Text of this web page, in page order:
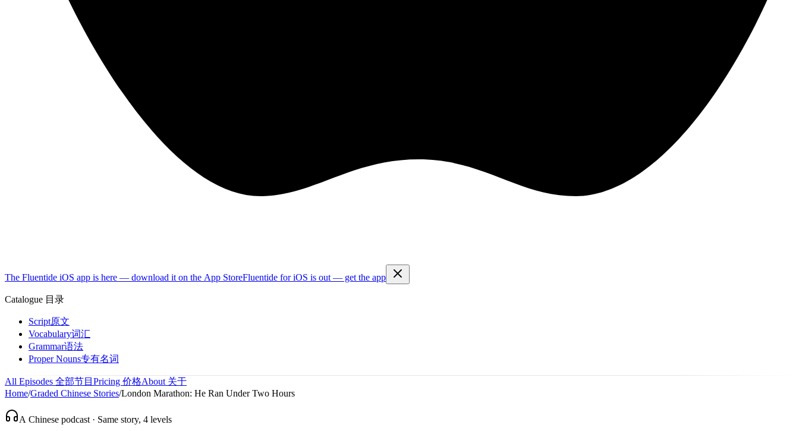
The Fluentide iOS app is here — download it on the App StoreFluentide for iOS is out — get the app
Catalogue 目录
Script原文
Vocabulary词汇
Grammar语法
Proper Nouns专有名词
All Episodes 全部节目 Pricing 价格About 关于
Home/Graded Chinese Stories/London Marathon: He Ran Under Two Hours
A Chinese podcast · Same story, 4 levels